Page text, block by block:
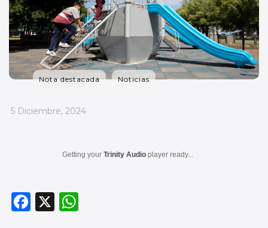
Nota destacada Noticias
_
5 Diciembre, 2024
Getting your Trinity Audio player ready...
F
X